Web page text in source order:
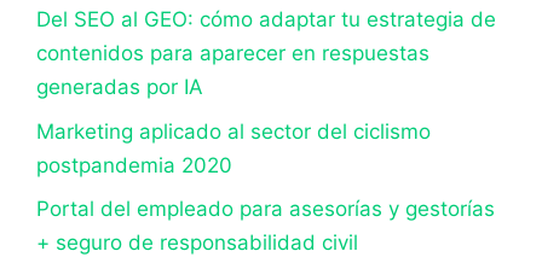
Del SEO al GEO: cómo adaptar tu estrategia de
contenidos para aparecer en respuestas
generadas por IA
Marketing aplicado al sector del ciclismo
postpandemia 2020
Portal del empleado para asesorías y gestorías
+ seguro de responsabilidad civil